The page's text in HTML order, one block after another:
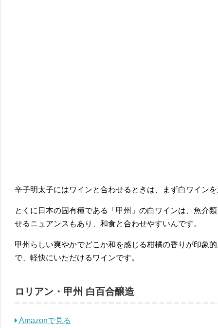
辛子明太子にはワインと合わせるときは、まず白ワイン
とくに日本の固有種である「甲州」の白ワインは、魚介
せるニュアンスもあり、和食と合わせやすいんです。
甲州らしい爽やかでどこか和を感じる柑橘の香りが印象
で、軽快にいただけるワインです。
ロリアン・甲州 白百合醸造
Amazonで見る